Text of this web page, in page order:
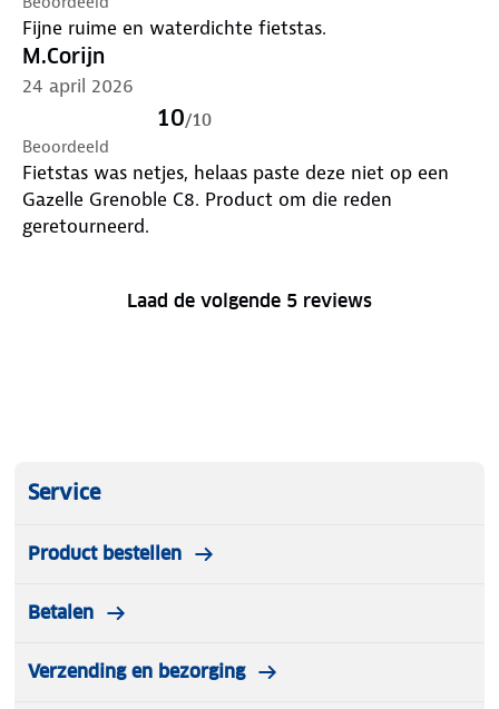
Fijne ruime en waterdichte fietstas.
M.Corijn
24 april 2026
10/10
Beoordeeld
Fietstas was netjes, helaas paste deze niet op een
Gazelle Grenoble C8. Product om die reden
geretourneerd.
Laad de volgende 5 reviews
Service
Product bestellen
Betalen
Verzending en bezorging